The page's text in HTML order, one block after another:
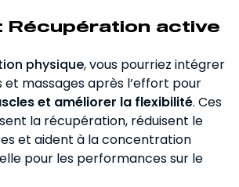
Récupération active
physique, vous pourriez intégrer
massages après l’effort pour
et améliorer la flexibilité. Ces
la récupération, réduisent le
et aident à la concentration
pour les performances sur le